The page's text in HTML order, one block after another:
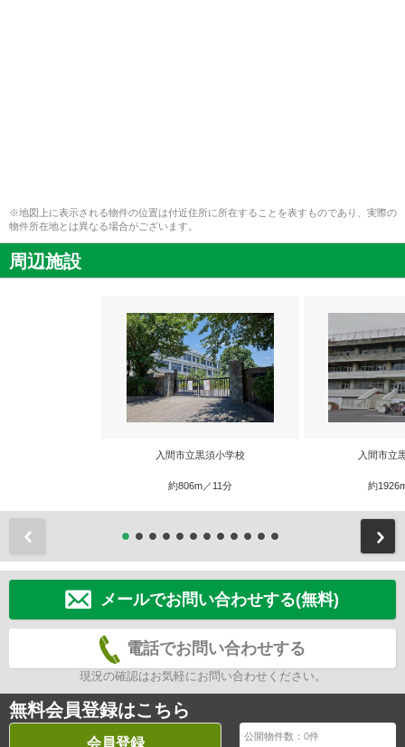
※地図上に表示される物件の位置は付近住所に所在することを表すものであり、実際の
物件所在地とは異なる場合がございます。
周辺施設
入間市立黒須小学校
約806m／11分
入間市立
約
メールでお問い合わせする(無料)
電話でお問い合わせする
現況の確認はお気軽にお問い合わせください。
無料会員登録はこちら
会員登録 公開物件数：0件